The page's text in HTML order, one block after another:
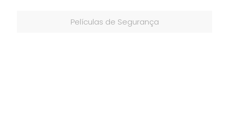
Películas de Segurança